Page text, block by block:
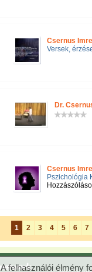
Csernus Imre
Versek,
Dr.
Csernus
Pszichológia
1 2 3 4 5 6 7
A felhasználói élmény